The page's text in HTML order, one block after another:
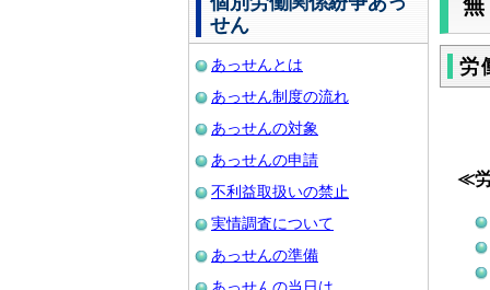
せん
あっせんとは
あっせん制度の流れ
あっせんの対象
あっせんの申請
不利益取扱いの禁止
実情調査について
あっせんの準備
労
≪労